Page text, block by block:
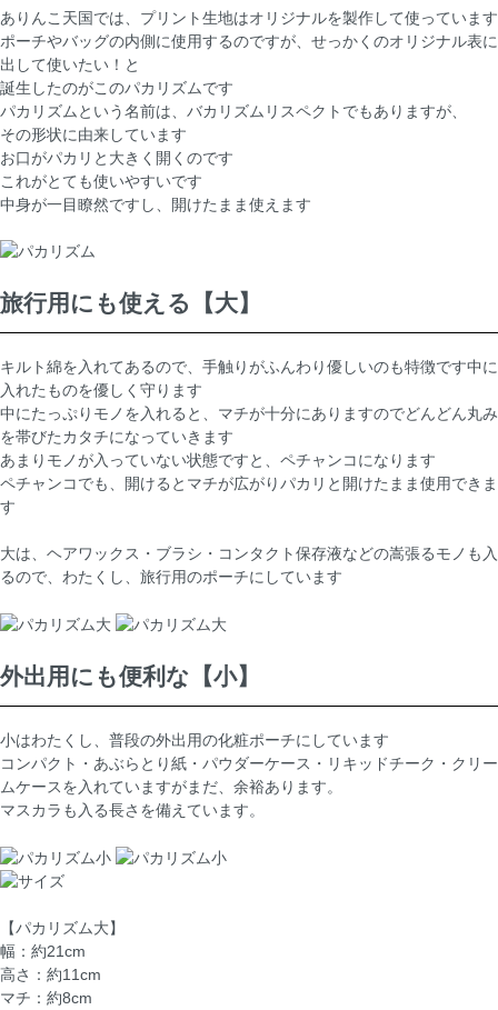
ありんこ天国では、プリント生地はオリジナルを製作して使っています
ポーチやバッグの内側に使用するのですが、せっかくのオリジナル表に
出して使いたい！と
誕生したのがこのパカリズムです
パカリズムという名前は、バカリズムリスペクトでもありますが、
その形状に由来しています
お口がパカリと大きく開くのです
これがとても使いやすいです
中身が一目瞭然ですし、開けたまま使えます
旅行用にも使える【大】
キルト綿を入れてあるので、手触りがふんわり優しいのも特徴です中に
入れたものを優しく守ります
中にたっぷりモノを入れると、マチが十分にありますのでどんどん丸み
を帯びたカタチになっていきます
あまりモノが入っていない状態ですと、ペチャンコになります
ペチャンコでも、開けるとマチが広がりパカリと開けたまま使用できま
す
大は、ヘアワックス・ブラシ・コンタクト保存液などの嵩張るモノも入
るので、わたくし、旅行用のポーチにしています
外出用にも便利な【小】
小はわたくし、普段の外出用の化粧ポーチにしています
コンパクト・あぶらとり紙・パウダーケース・リキッドチーク・クリー
ムケースを入れていますがまだ、余裕あります。
マスカラも入る長さを備えています。
【パカリズム大】
幅：約21cm
高さ：約11cm
マチ：約8cm